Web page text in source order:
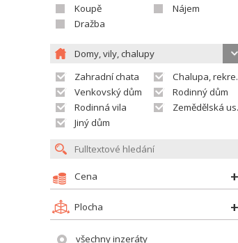
Koupě
Nájem
Dražba
Domy, vily, chalupy
Zahradní chata
Chalupa, rekreační domek
Venkovský dům
Rodinný dům
Rodinná vila
Zemědělská usedlost
Jiný dům
Cena
Plocha
všechny inzeráty